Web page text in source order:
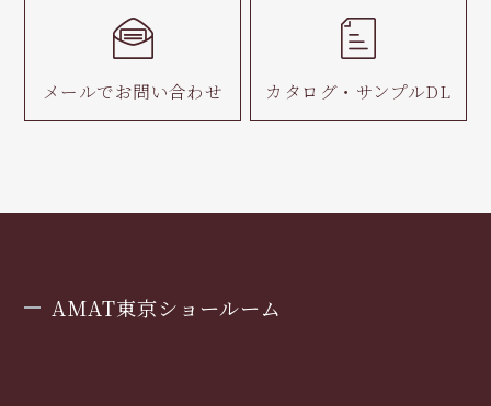
メールでお問い合わせ カタログ・ サンプルDL
AMAT東京ショールーム